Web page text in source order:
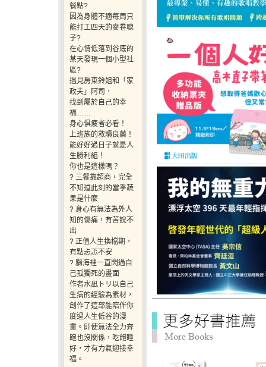
餐點?
因為身體不適每周只
能打工四天的麥卷聰
子?
在心情低落到谷底的
某天發現一個小型社
區?
遇見房東鈴姐和「家
政夫」阿司，
找到屬於自己的幸
福……
身心俱疲者必看！
上班族的救贖良藥！
能好好過日子就是人
生勝利組！
你也是這樣嗎？
? 三餐靠超商，完全
不知道此刻的當季蔬
果是什麼
? 身心有無法為外人
知的傷痛，有苦說不
出
? 正值人生換檔期，
有點忐忑不安
? 腦海裡一直閃過自
己孤獨死的畫面
作者水凪トリ以自己
生病的經驗為素材，
創作了這部能陪伴你
度過人生低谷的漫
畫。即使無法全力奔
跑也沒關係，吃飽睡
好，才有力氣迎接幸
福。